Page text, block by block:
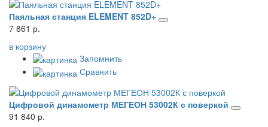
Паяльная станция ELEMENT 852D+
7 861 р.
в корзину
Запомнить
Сравнить
Цифровой динамометр МЕГЕОН 53002К с поверкой
91 840 р.